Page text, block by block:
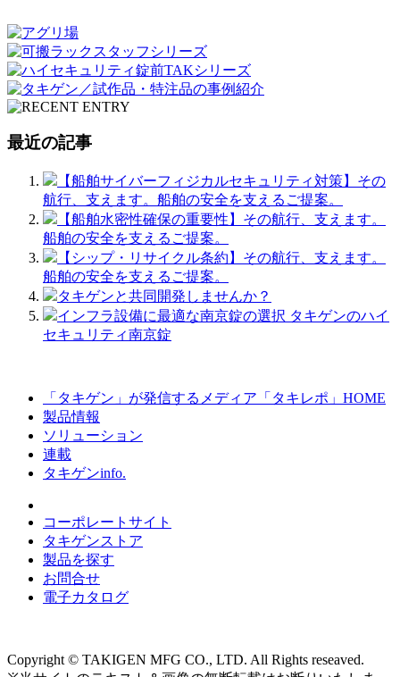
最近の記事
【船舶サイバーフィジカルセキュリティ対策】その
航行、支えます。船舶の安全を支えるご提案。
【船舶水密性確保の重要性】その航行、支えます。
船舶の安全を支えるご提案。
【シップ・リサイクル条約】その航行、支えます。
船舶の安全を支えるご提案。
タキゲンと共同開発しませんか？
インフラ設備に最適な南京錠の選択 タキゲンのハイ
セキュリティ南京錠
「タキゲン」が発信するメディア「タキレポ」HOME
製品情報
ソリューション
連載
タキゲンinfo.
コーポレートサイト
タキゲンストア
製品を探す
お問合せ
電子カタログ
Copyright © TAKIGEN MFG CO., LTD. All Rights reseaved.